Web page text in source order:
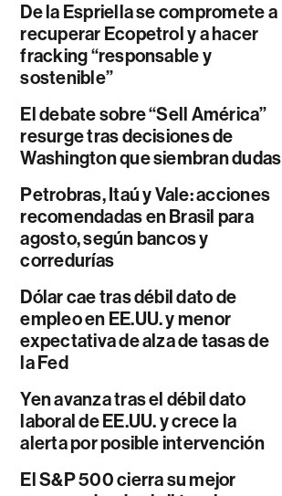
De la Espriella se compromete a
recuperar Ecopetrol y a hacer
fracking “responsable y
sostenible”
El debate sobre “Sell América”
resurge tras decisiones de
Washington que siembran dudas
Petrobras, Itaú y Vale: acciones
recomendadas en Brasil para
agosto, según bancos y
corredurías
Dólar cae tras débil dato de
empleo en EE.UU. y menor
expectativa de alza de tasas de
la Fed
Yen avanza tras el débil dato
laboral de EE.UU. y crece la
alerta por posible intervención
El S&P 500 cierra su mejor